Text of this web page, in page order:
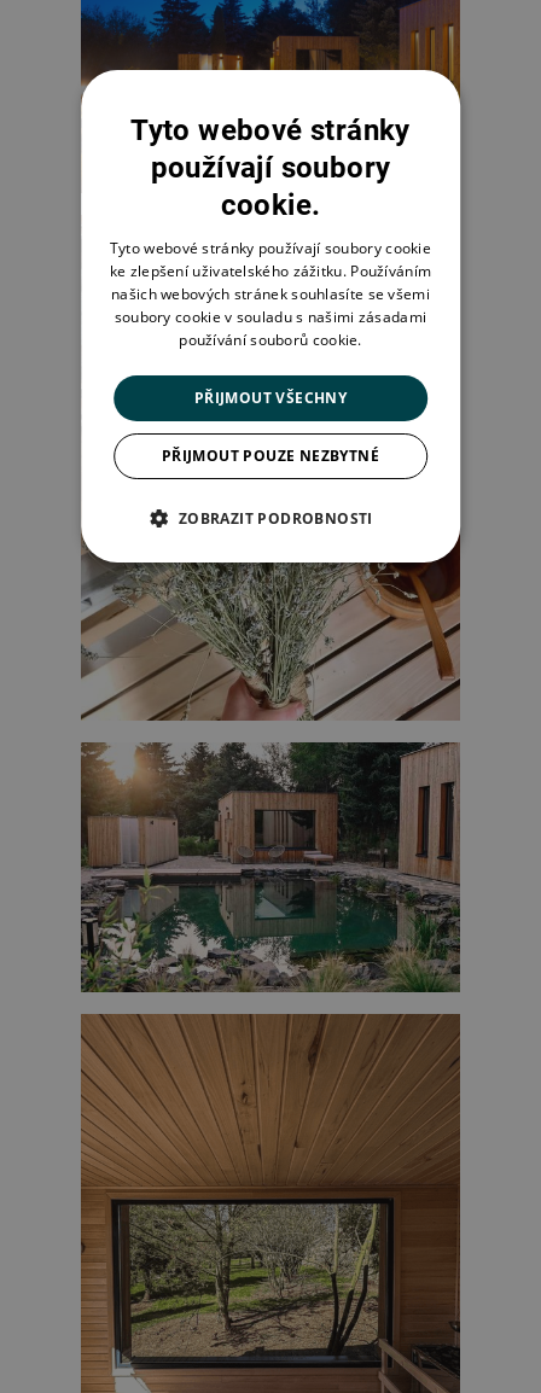
Tyto webové stránky
používají soubory
cookie.
Tyto webové stránky používají soubory cookie
ke zlepšení uživatelského zážitku. Používáním
našich webových stránek souhlasíte se všemi
soubory cookie v souladu s našimi zásadami
používání souborů cookie.
PŘIJMOUT VŠECHNY
PŘIJMOUT POUZE NEZBYTNÉ
ZOBRAZIT PODROBNOSTI